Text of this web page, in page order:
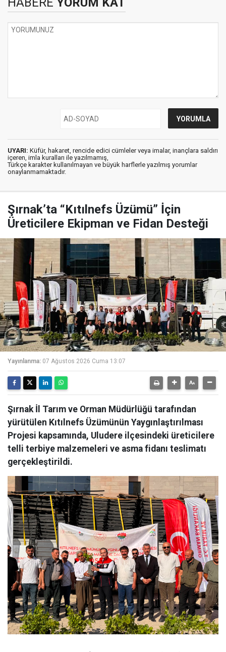
UYARI: Küfür, hakaret, rencide edici cümleler veya imalar, inançlara saldırı
içeren, imla kuralları ile yazılmamış,
Türkçe karakter kullanılmayan ve büyük harflerle yazılmış yorumlar
onaylanmamaktadır.
Şırnak’ta “Kıtılnefs Üzümü” İçin
Üreticilere Ekipman ve Fidan Desteği
Yayınlanma: 07 Ağustos 2026 Cuma 13:07
Şırnak İl Tarım ve Orman Müdürlüğü tarafından
yürütülen Kıtılnefs Üzümünün Yaygınlaştırılması
Projesi kapsamında, Uludere ilçesindeki üreticilere
telli terbiye malzemeleri ve asma fidanı teslimatı
gerçekleştirildi.